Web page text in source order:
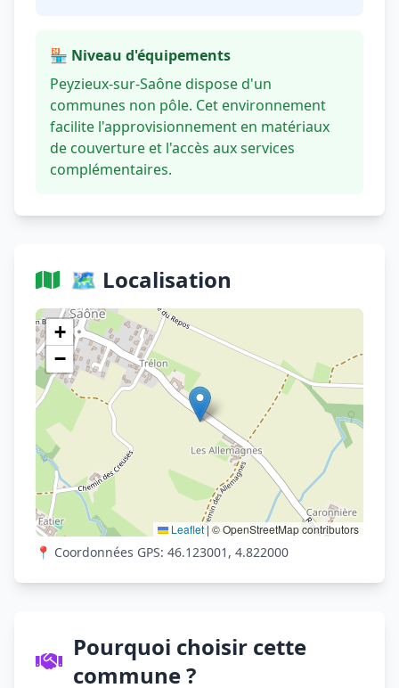
🏪 Niveau d'équipements
Peyzieux-sur-Saône dispose d'un
communes non pôle. Cet environnement
facilite l'approvisionnement en matériaux
de couverture et l'accès aux services
complémentaires.
🗺️ Localisation
+
−
Leaflet| © OpenStreetMap contributors
Voir sur OpenStreetMap
📍 Coordonnées GPS: 46.123001, 4.822000
Pourquoi choisir cette
commune ?